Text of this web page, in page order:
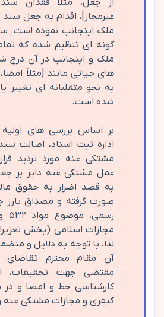
از جعل، مثلاً فقدان
غیرمجاز]، اقدام به جعل
ملک اینجانب نموده است.
گونه ای تنظیم شده که
ملک و اینجانب در آن درج
های حیاتی مانند [مثلاً امضا،
به نحو متقلبانه ای تغییر
شده است.
بر اساس بررسی های اولیه
اداره ثبت اسناد، اصالت
مشتکی عنه مورد تردید
عمل مشتکی عنه دایر بر
به قصد اضرار به حقوق
صورت گرفته و مصداق
مجازات اسلامی (بخش
لذا، با توجه به دلایل و
آن مقام محترم تقاضای
مقتضی جهت تحقیقات،
کارشناسی خط و امضا و در
کیفری و مجازات مشتکی عنه